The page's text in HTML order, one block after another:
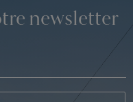
newsletter